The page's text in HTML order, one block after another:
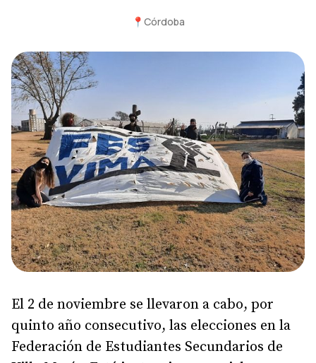
📍 Córdoba
El 2 de noviembre se llevaron a cabo, por
quinto año consecutivo, las elecciones en la
Federación de Estudiantes Secundarios de